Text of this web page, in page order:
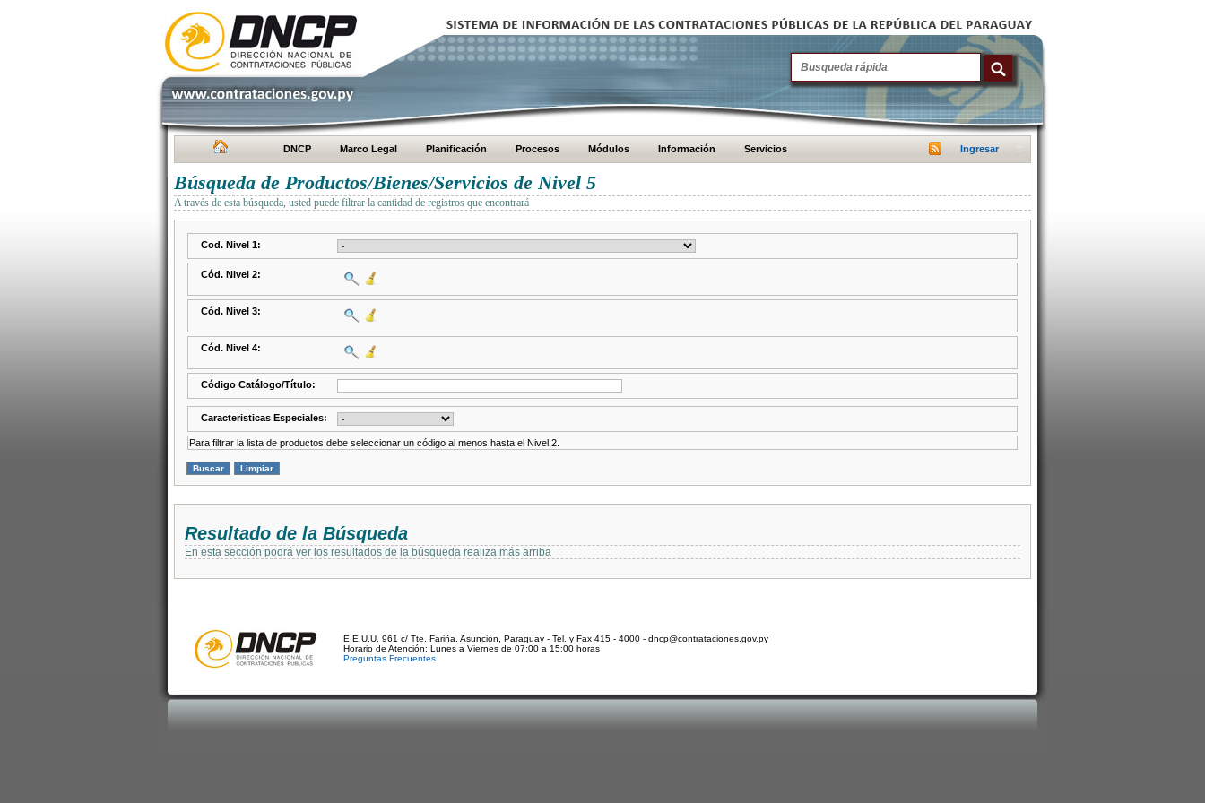
DNCP Marco Legal Planificación Procesos Módulos Información Servicios Ingresar
Búsqueda de Productos/Bienes/Servicios de Nivel 5
A través de esta búsqueda, usted puede filtrar la cantidad de registros que encontrará
Cod. Nivel 1:
Cód. Nivel 2:
Cód. Nivel 3:
Cód. Nivel 4:
Código Catálogo/Título:
Caracteristicas Especiales:
Para filtrar la lista de productos debe seleccionar un código al menos hasta el Nivel 2.
Resultado de la Búsqueda
En esta sección podrá ver los resultados de la búsqueda realiza más arriba
E.E.U.U. 961 c/ Tte. Fariña. Asunción, Paraguay - Tel. y Fax 415 - 4000 - dncp@contrataciones.gov.py
Horario de Atención: Lunes a Viernes de 07:00 a 15:00 horas
Preguntas Frecuentes